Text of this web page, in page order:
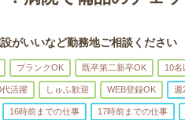
いいなど勤務地ご相談ください
ブランクOK 既卒第二新卒OK 10名
活躍 しゅふ歓迎 WEB登録OK 週
16時前までの仕事 17時前までの仕事